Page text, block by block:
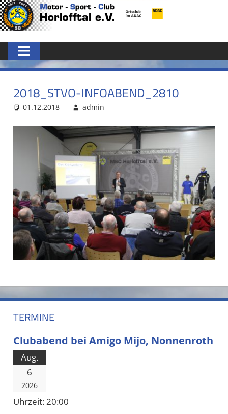
Zum
Inhalt
MSC
HORLOFFTAL
E.V.
2018_STVO-INFOABEND_2810
01.12.2018 admin
TERMINE
Clubabend bei Amigo Mijo, Nonnenroth
Aug.
6
2026
Uhrzeit:20:00